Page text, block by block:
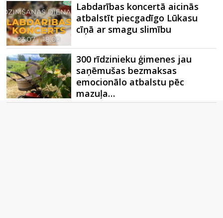
Labdarības koncertā aicinās
atbalstīt piecgadīgo Lūkasu
cīņā ar smagu slimību
300 rīdzinieku ģimenes jau
saņēmušas bezmaksas
emocionālo atbalstu pēc
mazuļa…